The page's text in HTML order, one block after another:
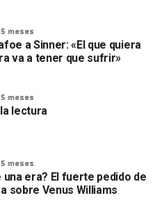
meses
a Sinner: «El que quiera
va a tener que sufrir»
meses
lectura
meses
una era? El fuerte pedido de
sobre Venus Williams